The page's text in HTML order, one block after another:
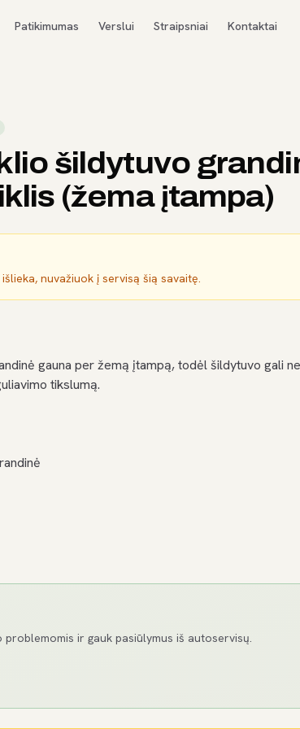
Patikimumas Verslui Straipsniai Kontaktai
šildytuvo
(žema įtampa)
nuvažiuok į servisą šią savaitę.
gauna per žemą įtampą, todėl šildytuvo gali
tikslumą.
ir gauk pasiūlymus iš autoservisų.